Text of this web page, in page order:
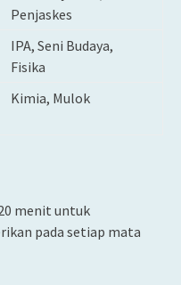
Penjaskes
IPA, Seni Budaya,
Fisika
Kimia, Mulok
menit untuk
pada setiap mata